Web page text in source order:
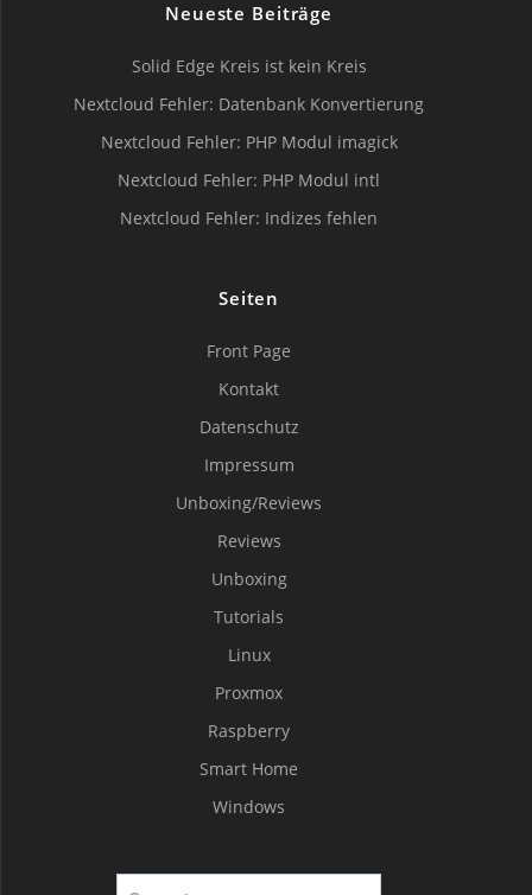
Neueste Beiträge
Solid Edge Kreis ist kein Kreis
Nextcloud Fehler: Datenbank Konvertierung
Nextcloud Fehler: PHP Modul imagick
Nextcloud Fehler: PHP Modul intl
Nextcloud Fehler: Indizes fehlen
Seiten
Front Page
Kontakt
Datenschutz
Impressum
Unboxing/Reviews
Reviews
Unboxing
Tutorials
Linux
Proxmox
Raspberry
Smart Home
Windows